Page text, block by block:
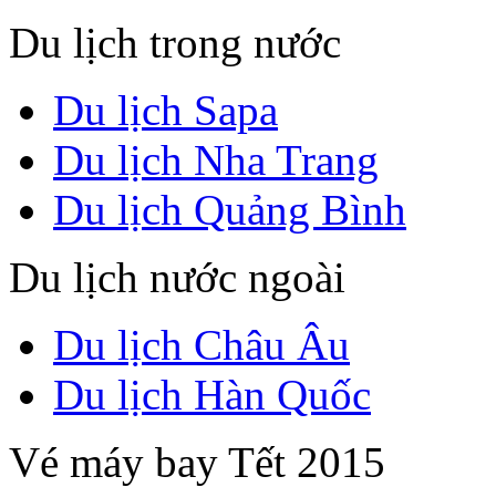
Du lịch trong nước
Du lịch Sapa
Du lịch Nha Trang
Du lịch Quảng Bình
Du lịch nước ngoài
Du lịch Châu Âu
Du lịch Hàn Quốc
Vé máy bay Tết 2015